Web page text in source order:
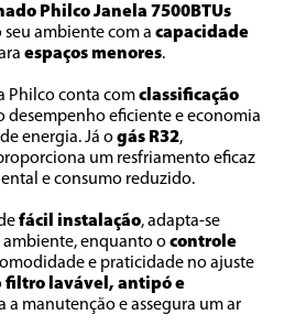
Philco Janela 7500BTUs
seu ambiente com a capacidade
espaços menores.
Philco conta com classificação
desempenho eficiente e economia
energia. Já o gás R32,
um resfriamento eficaz
e consumo reduzido.
fácil instalação, adapta-se
enquanto o controle
e praticidade no ajuste
filtro lavável, antipó e
a manutenção e assegura um ar